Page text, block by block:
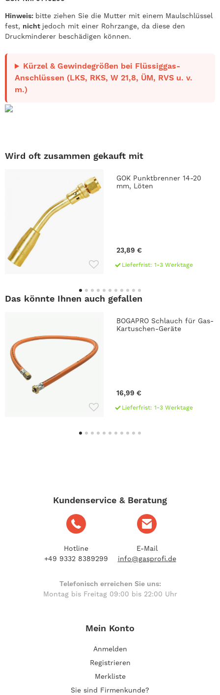
Hinweis: bitte ziehen Sie die Mutter mit einem Maulschlüssel
fest, nicht jedoch mit einer Rohrzange, da diese den
Druckminderer beschädigen können.
Kürzel & Gewindegrößen bei Flüssiggas-
Anschlüssen (LKS, RKS, W 21,8, ÜM, RVS u. v.
m.)
Wird oft zusammen gekauft mit
GOK Punktbrenner 14-20
mm, Löten
23,89 €
Lieferfrist: 1-3 Werktage
Das könnte Ihnen auch gefallen
BOGAPRO Schlauch für Gas-
Kartuschen-Geräte
16,99 €
Lieferfrist: 1-3 Werktage
Kundenservice & Beratung
Hotline
+49 9332 8389299
E-Mail
info@gasprofi.de
Telefonisch erreichen Sie uns:
Montag bis Freitag 09:00 bis 22:00 Uhr
Mein Konto
Anmelden
Registrieren
Merkliste
Sie sind Firmenkunde?